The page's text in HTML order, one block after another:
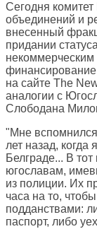
Сегодня
объединений и
внесенный
придании
некоммерческим
финансирование
на сайте The
аналогии с
Слободана
"Мне
лет назад, когда
Белграде... В
югославам,
из полиции. Их
часа на то,
подданствами:
паспорт, либо